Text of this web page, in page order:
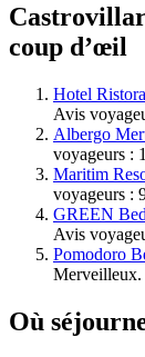
coup d’œil
Hotel
Avis
Albergo
voyageurs :
Maritim
voyageurs :
GREEN
Avis
Pomodoro
Merveilleux.
Où